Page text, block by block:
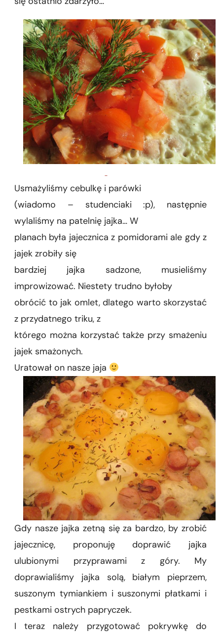
Usmażyliśmy cebulkę i parówki
(wiadomo – studenciaki :p), następnie
wylaliśmy na patelnię jajka… W
planach była jajecznica z pomidorami ale gdy z
jajek zrobiły się
bardziej jajka sadzone, musieliśmy
improwizować. Niestety trudno byłoby
obrócić to jak omlet, dlatego warto skorzystać
z przydatnego triku, z
którego można korzystać także przy smażeniu
jajek smażonych.
Uratował on nasze jaja
Gdy nasze jajka zetną się za bardzo, by zrobić
jajecznicę, proponuję doprawić jajka
ulubionymi przyprawami z góry. My
doprawialiśmy jajka solą, białym pieprzem,
suszonym tymiankiem i suszonymi płatkami i
pestkami ostrych papryczek.
I teraz należy przygotować pokrywkę do